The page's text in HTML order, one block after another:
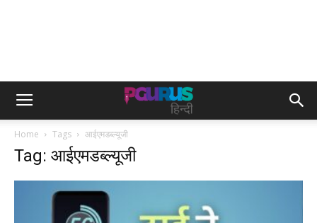
Home Tags आईएमडब्ल्यूजी
Tag: आईएमडब्ल्यूजी